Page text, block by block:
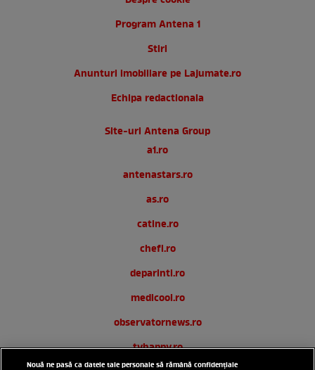
Program Antena 1
Stiri
Anunturi imobiliare pe Lajumate.ro
Echipa redactionala
Site-uri Antena Group
a1.ro
antenastars.ro
as.ro
catine.ro
chefi.ro
deparinti.ro
medicool.ro
observatornews.ro
tvhappy.ro
Nouă ne pasă ca datele tale personale să rămână confidențiale